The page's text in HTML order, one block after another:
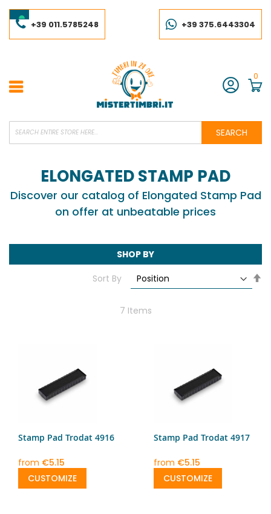
to
Content+39 011.5785248 +39 375.6443304
Account
0
SEARCH
ELONGATED STAMP PAD
Discover our catalog of Elongated Stamp Pad
on offer at unbeatable prices
7 Items
Sort By
Stamp Pad Trodat 4916
from €5.15
CUSTOMIZE
Stamp Pad Trodat 4917
from €5.15
CUSTOMIZE
SHOP BY